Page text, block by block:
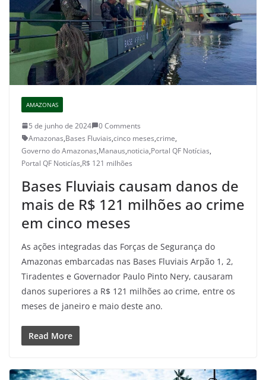
AMAZONAS
5 de junho de 2024
0 Comments
Amazonas,Bases Fluviais,cinco meses,crime,
Governo do Amazonas,Manaus,noticia,Portal QF Notícias,
Portal QF Noticías,R$ 121 milhões
Bases Fluviais causam danos de
mais de R$ 121 milhões ao crime
em cinco meses
As ações integradas das Forças de Segurança do
Amazonas embarcadas nas Bases Fluviais Arpão 1, 2,
Tiradentes e Governador Paulo Pinto Nery, causaram
danos superiores a R$ 121 milhões ao crime, entre os
meses de janeiro e maio deste ano.
Read More